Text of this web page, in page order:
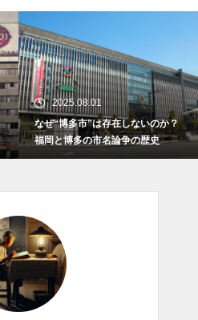
2025.08.01
なぜ“博多市”は存在しないのか？
福岡と博多の市名論争の歴史